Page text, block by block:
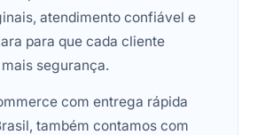
atendimento confiável e
para que cada cliente
segurança.
com entrega rápida
também contamos com